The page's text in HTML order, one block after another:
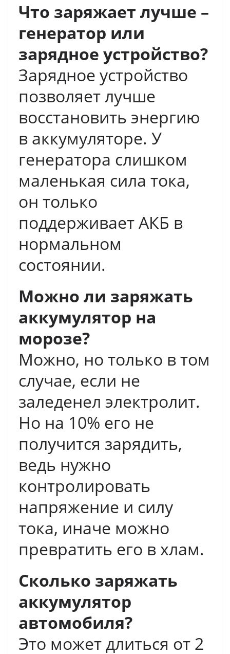
Что заряжает лучше –
генератор или
зарядное устройство?
Зарядное устройство
позволяет лучше
восстановить энергию
в аккумуляторе. У
генератора слишком
маленькая сила тока,
он только
поддерживает АКБ в
нормальном
состоянии.
Можно ли заряжать
аккумулятор на
морозе?
Можно, но только в том
случае, если не
заледенел электролит.
Но на 10% его не
получится зарядить,
ведь нужно
контролировать
напряжение и силу
тока, иначе можно
превратить его в хлам.
Сколько заряжать
аккумулятор
автомобиля?
Это может длиться от 2